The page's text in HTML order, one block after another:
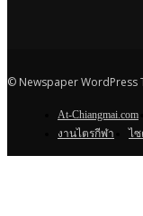
© Newspaper WordPress
At-Chiangmai.com
งานไตรกีฬา
ไ